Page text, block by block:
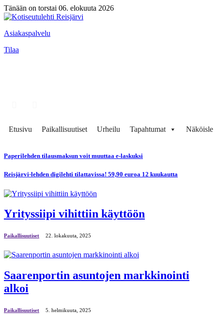
Tänään on torstai 06. elokuuta 2026
Asiakaspalvelu
Tilaa
Etusivu Paikallisuutiset Urheilu Tapahtumat
Paperilehden tilausmaksun voit muuttaa e-laskuksi
Reisjärvi-lehden digilehti tilattavissa! 59,90 euroa 12 kuukautta
Yrityssiipi vihittiin käyttöön
Paikallisuutiset 22. lokakuuta, 2025
Saarenportin asuntojen markkinointi
alkoi
Paikallisuutiset 5. helmikuuta, 2025